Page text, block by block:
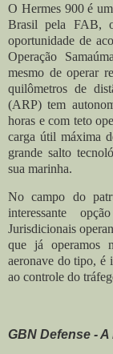
O Hermes 900 é
Brasil pela FAB,
oportunidade de
Operação
mesmo de operar
quilômetros de
(ARP) tem
horas e com teto
carga útil máxima
grande salto
sua marinha.
No campo do
interessante
Jurisdicionais
que já operamos
aeronave do tipo, é
ao controle do
GBN Defense -